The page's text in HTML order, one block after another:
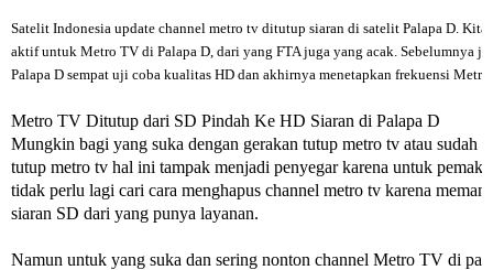
Satelit Indonesia update channel metro tv ditutup siaran di satelit Palapa D. Kita
aktif untuk Metro TV di Palapa D, dari yang FTA juga yang acak. Sebelumnya
Palapa D sempat uji coba kualitas HD dan akhirnya menetapkan frekuensi
Metro TV Ditutup dari SD Pindah Ke HD Siaran di Palapa D
Mungkin bagi yang suka dengan gerakan tutup metro tv atau sudah
tutup metro tv hal ini tampak menjadi penyegar karena untuk
tidak perlu lagi cari cara menghapus channel metro tv karena
siaran SD dari yang punya layanan.
Namun untuk yang suka dan sering nonton channel Metro TV di